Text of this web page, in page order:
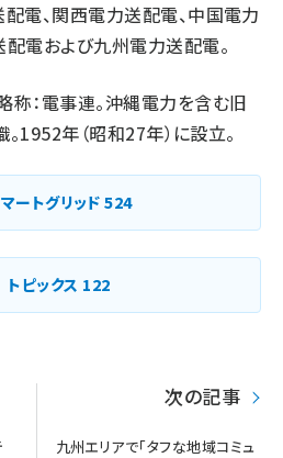
配電、関西電力送配電、中国電力
配電および九州電力送配電。
称：電事連。沖縄電力を含む旧
1952年（昭和27年）に設立。
ートグリッド524
トピックス 122
次の記事
九州エリアで「タフな地域コミュ